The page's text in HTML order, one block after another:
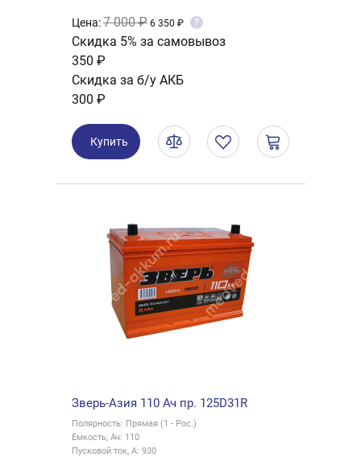
Цена:7 000 ₽ 6 350 ₽ ?
Скидка 5% за самовывоз
350 ₽
Скидка за б/у АКБ
300 ₽
Купить
Зверь-Азия 110 Ач пр. 125D31R
Полярность: Прямая (1 - Рос.)
Емкость, Ач: 110
Пусковой ток, А: 930